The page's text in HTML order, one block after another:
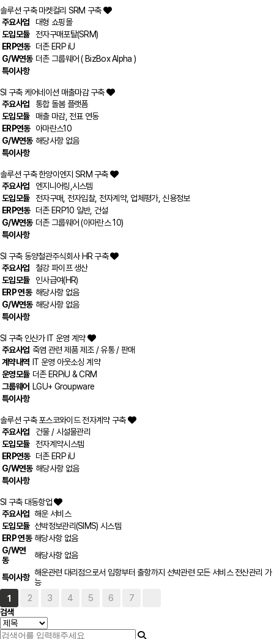
솔루션 구축 마켓컬리 SRM 구축
주요사업
대형 쇼핑몰
도입모듈
전자구매포탈(SRM)
ERP연동 더존 ERP iU
G/W연동 더존 그룹웨어 ( BizBox Alpha )
특이사항
SI 구축 케어네이션 매출마감 구축
주요사업
통합 돌봄 플랫폼
도입모듈
매출 마감, 전표 연동
ERP연동 아마란스10
G/W연동 해당사항 없음
특이사항
솔루션 구축 한양이엔지 SRM 구축
주요사업
엔지니어링,시스템
도입모듈
전자구매, 전자입찰, 전자계약, 업체평가, 신용정보
ERP연동 더존 ERP10 일반, 건설
G/W연동 더존 그룹웨어 (아마란스 10)
특이사항
SI 구축 동양철관주식회사 HR 구축
주요사업
철강 파이프 생산
도입모듈
인사급여(HR)
ERP 연동 해당사항 없음
G/W연동 해당사항 없음
특이사항
SI 구축 인산가 IT 운영 계약
주요사업 죽염 관련 제품 제조 / 유통 / 판매
계약내역 IT 운영 아웃소싱 계약
운영모듈 더존 ERPiU & CRM
그룹웨어 LGU+ Groupware
특이사항
솔루션 구축 포스코와이드 전자계약 구축
주요사업
건물 / 시설물관리
도입모듈
전자계약시스템
ERP연동 더존 ERP iU
G/W연동 해당사항 없음
특이사항
SI 구축 대동항업
주요사업 해운 서비스
도입모듈 선박정보관리(SIMS) 시스템
ERP 연동 해당사항 없음
G/W연
동
해당사항 없음
특이사항 해운관련 대리점으로서 입항부터 출항까지 선박관련 모든 서비스 전산관리 가
능
1
2 3 4 5 6 7
검색